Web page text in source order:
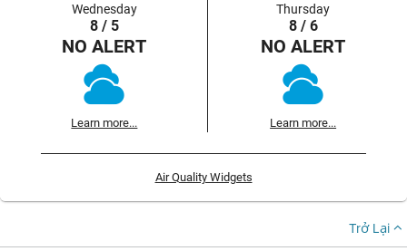
Wednesday
8 / 5
NO ALERT
Learn more...
Thursday
8 / 6
NO ALERT
Learn more...
Air Quality Widgets
Trở Lại